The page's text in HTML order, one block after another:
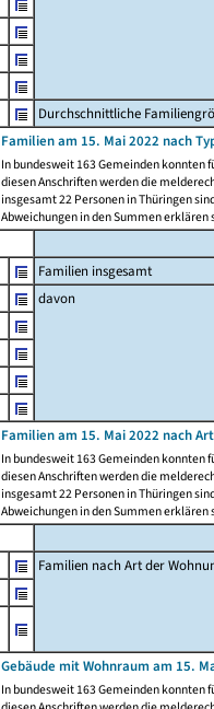
Durchschnittliche
Familien am 15. Mai 2022 nach
In bundesweit 163 Gemeinden konnten
diesen Anschriften werden die
insgesamt 22 Personen in Thüringen
Abweichungen in den Summen
Familien insgesamt
davon
Familien am 15. Mai 2022 nach
In bundesweit 163 Gemeinden konnten
diesen Anschriften werden die
insgesamt 22 Personen in Thüringen
Abweichungen in den Summen
Familien nach Art der
Gebäude mit Wohnraum am 15.
In bundesweit 163 Gemeinden konnten